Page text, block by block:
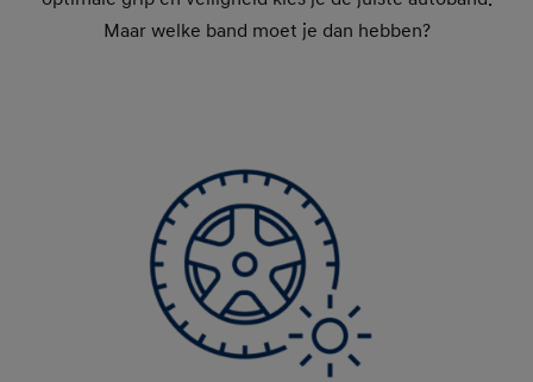
Maar welke band moet je dan hebben?